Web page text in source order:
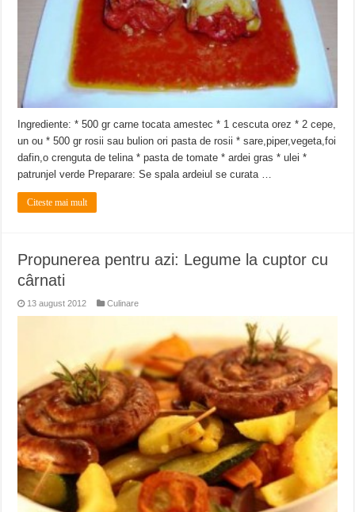
Ingrediente: * 500 gr carne tocata amestec * 1 cescuta orez * 2 cepe,
un ou * 500 gr rosii sau bulion ori pasta de rosii * sare,piper,vegeta,foi
dafin,o crenguta de telina * pasta de tomate * ardei gras * ulei *
patrunjel verde Preparare: Se spala ardeiul se curata …
Citeste mai mult
Propunerea pentru azi: Legume la cuptor cu
cârnati
13 august 2012 Culinare